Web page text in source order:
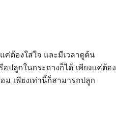
ค่ต้องใส่ใจ และมีเวลาดูต้น
ปลูกในกระถางก็ได้ เพียงแค่ต้อง
ม เพียงเท่านี้ก็สามารถปลูก